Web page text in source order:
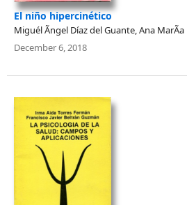
El niño hipercinético
Miguél Ãngel Díaz del Guante, Ana
December 6, 2018